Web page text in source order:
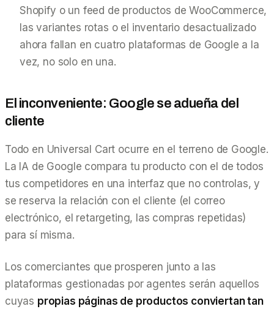
Shopify o un feed de productos de WooCommerce,
las variantes rotas o el inventario desactualizado
ahora fallan en cuatro plataformas de Google a la
vez, no solo en una.
El inconveniente: Google se adueña del
cliente
Todo en Universal Cart ocurre en el terreno de Google.
La IA de Google compara tu producto con el de todos
tus competidores en una interfaz que no controlas, y
se reserva la relación con el cliente (el correo
electrónico, el retargeting, las compras repetidas)
para sí misma.
Los comerciantes que prosperen junto a las
plataformas gestionadas por agentes serán aquellos
cuyas propias páginas de productos conviertan tan